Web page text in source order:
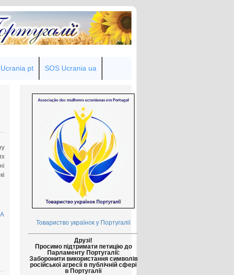
pt SOS Ucrania ua
Товариство українок у Португалії
Друзі!
Просимо підтримати петицію до
Парламенту Португалії:
Заборонити використання символів
російської агресії в публічній сфері
в Португалії